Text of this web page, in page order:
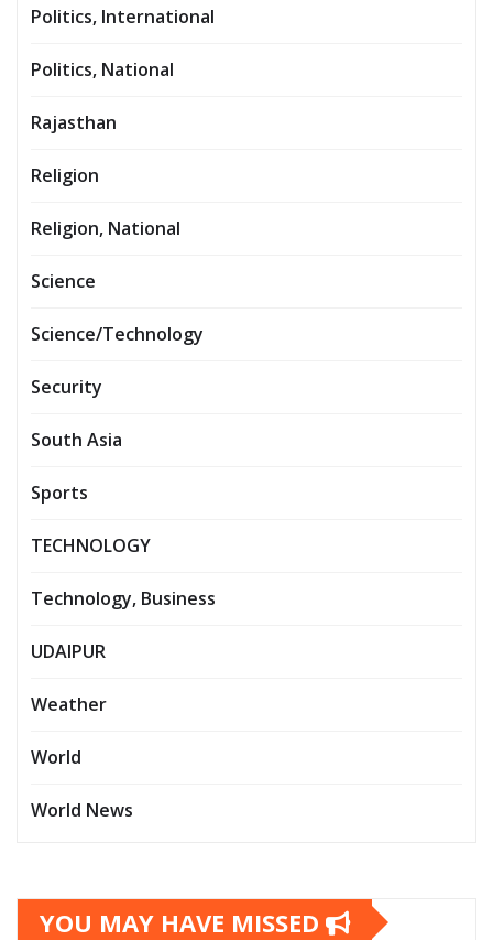
Politics, International
Politics, National
Rajasthan
Religion
Religion, National
Science
Science/Technology
Security
South Asia
Sports
TECHNOLOGY
Technology, Business
UDAIPUR
Weather
World
World News
YOU MAY HAVE MISSED